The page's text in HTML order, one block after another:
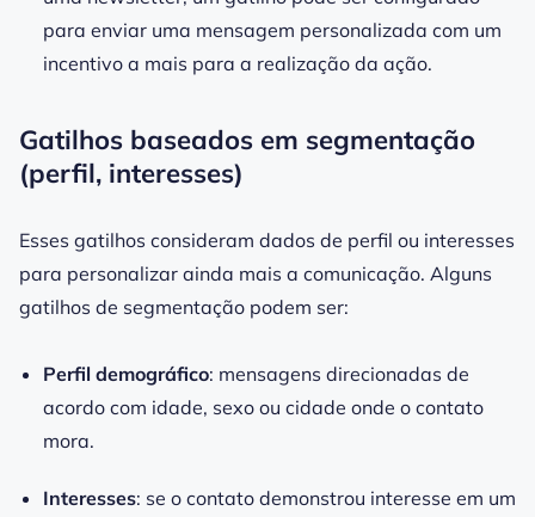
para enviar uma mensagem personalizada com um
incentivo a mais para a realização da ação.
Gatilhos baseados em segmentação
(perfil, interesses)
Esses gatilhos consideram dados de perfil ou interesses
para personalizar ainda mais a comunicação. Alguns
gatilhos de segmentação podem ser:
Perfil demográfico: mensagens direcionadas de
acordo com idade, sexo ou cidade onde o contato
mora.
Interesses: se o contato demonstrou interesse em um